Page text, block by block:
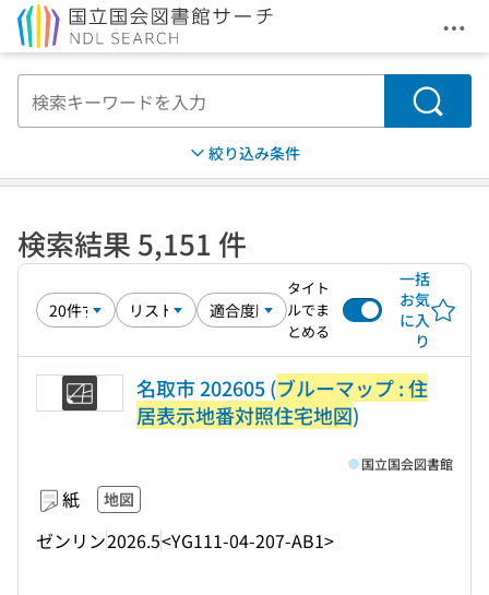
メ
検索
絞り込み条件
検索結果 5,151 件
タイト
ルでま
とめる
一括
お気
に入
り
名取市 202605 (ブルーマップ : 住
居表示地番対照住宅地図)
紙 地図
ゼンリン2026.5<YG111-04-207-AB1>
国立国会図書館